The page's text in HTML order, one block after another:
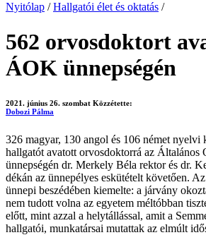
Nyitólap / Hallgatói élet és oktatás /
562 orvosdoktort
ÁOK ünnepségén
2021. június 26. szombat Közzétette:
Dobozi Pálma
326 magyar, 130 angol és 106 német nyelvi
hallgatót avatott orvosdoktorrá az Általános
ünnepségén dr. Merkely Béla rektor és dr.
dékán az ünnepélyes eskütételt követően.
ünnepi beszédében kiemelte: a járvány
nem tudott volna az egyetem méltóbban
előtt, mint azzal a helytállással, amit a
hallgatói, munkatársai mutattak az elmúlt